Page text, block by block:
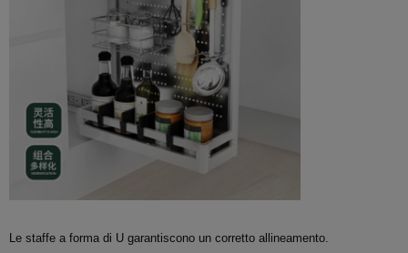
Le staffe a forma di U garantiscono un corretto allineamento.